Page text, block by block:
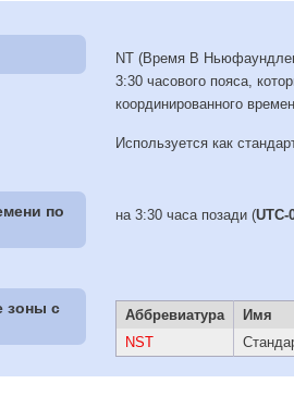
NT (Время В
3:30 часового пояса,
координированного
Используется как
по
на 3:30 часа позади (UTC-
зоны c
Аббревиатура
Имя
NST